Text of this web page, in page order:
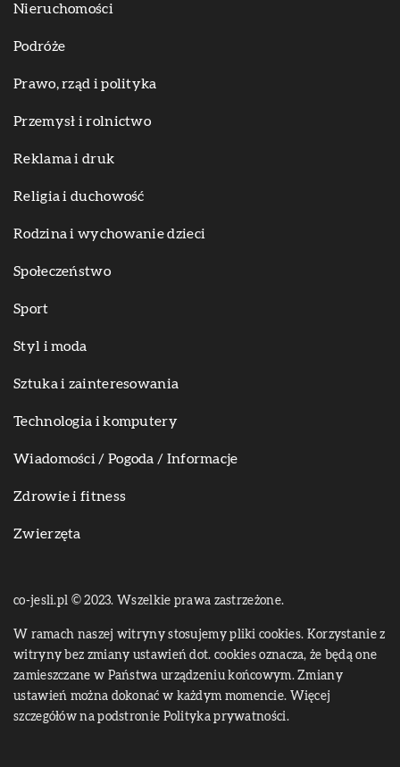
Nieruchomości
Podróże
Prawo, rząd i polityka
Przemysł i rolnictwo
Reklama i druk
Religia i duchowość
Rodzina i wychowanie dzieci
Społeczeństwo
Sport
Styl i moda
Sztuka i zainteresowania
Technologia i komputery
Wiadomości / Pogoda / Informacje
Zdrowie i fitness
Zwierzęta
co-jesli.pl © 2023. Wszelkie prawa zastrzeżone.
W ramach naszej witryny stosujemy pliki cookies. Korzystanie z
witryny bez zmiany ustawień dot. cookies oznacza, że będą one
zamieszczane w Państwa urządzeniu końcowym. Zmiany
ustawień można dokonać w każdym momencie. Więcej
szczegółów na podstronie Polityka prywatności.